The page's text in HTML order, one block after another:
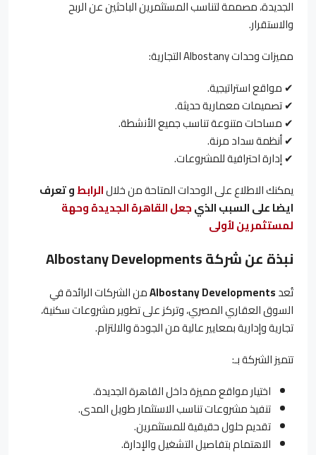
الجديدة، مصممة لتناسب المستثمرين الباحثين عن الربح
والاستقرار.
مميزات وحدات Albostany التجارية:
✔ مواقع استراتيجية.
✔ تصميمات معمارية حديثة.
✔ مساحات متنوعة تناسب جميع الأنشطة.
✔ أنظمة سداد مرنة.
✔ إدارة احترافية للمشروعات.
يمكنك الاطلاع على الوحدات المتاحة من خلالالرابطو تعرف
ايضا على السبب الذيجعل القاهرة الجديدة وحهة
لمستثمرين لأولى
نبذة عن شركة
تُعدAlbostany Developmentsمن الشركات الرائدة في
السوق العقاري المصري، وتركز على تطوير مشروعات سكنية،
تجارية وإدارية بمعايير عالية من الجودة والالتزام.
تتميز الشركة بـ:
اختيار مواقع مميزة داخل القاهرة الجديدة.
تنفيذ مشروعات تناسب الاستثمار طويل المدى.
تقديم حلول حقيقية للمستثمرين.
الاهتمام بتفاصيل التشغيل والإدارة.